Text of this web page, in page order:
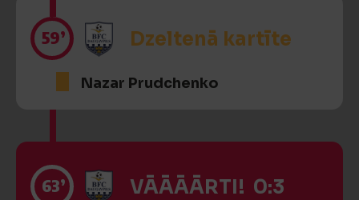
59’ Dzeltenā kartīte
Nazar Prudchenko
63’ VĀĀĀĀRTI! 0:3